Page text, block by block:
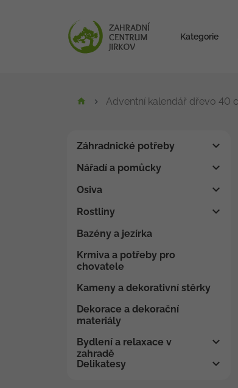
Kategorie
Adventní kalendář dřevo 40
Záhradnické potřeby
Nářadí a pomůcky
Osiva
Rostliny
Bazény a jezírka
Krmiva a potřeby pro
chovatele
Kameny a dekorativní stěrky
Dekorace a dekorační
materiály
Bydlení a relaxace v
zahradě
Delikatesy